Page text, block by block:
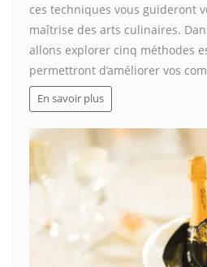
ces techniques vous guideront
maîtrise des arts culinaires.
allons explorer cinq méthodes
permettront d’améliorer vos
En savoir plus